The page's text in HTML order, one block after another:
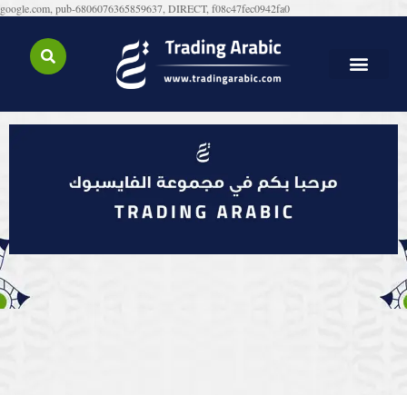
google.com, pub-6806076365859637, DIRECT, f08c47fec0942fa0